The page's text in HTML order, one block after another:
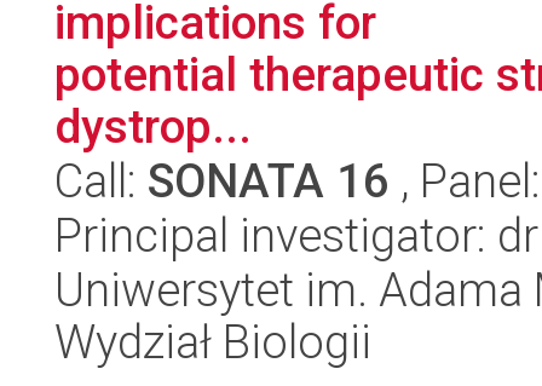
implications for
potential therapeutic
dystrop...
Call: SONATA 16 ,
Principal investigator:
Uniwersytet im.
Wydział Biologii